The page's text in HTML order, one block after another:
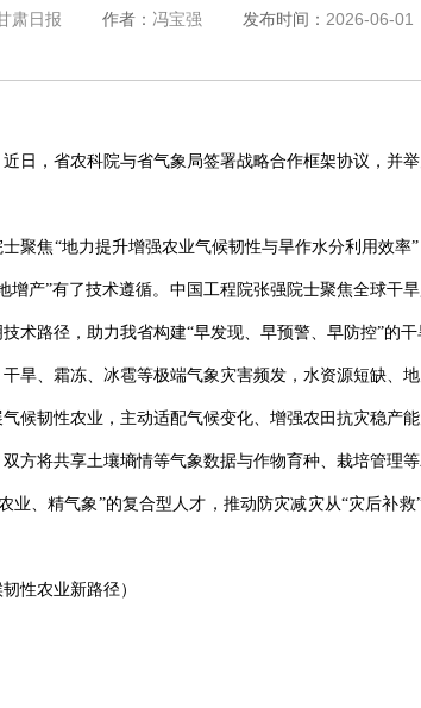
肃日报 作者： 冯宝强 发布时间： 2026-06-01
日，省农科院与省气象局签署战略合作框架协议，并
聚焦“地力提升增强农业气候韧性与旱作水分利用效
增产”有了技术遵循。中国工程院张强院士聚焦全球干
术路径，助力我省构建“早发现、早预警、早防控”的干
旱、霜冻、冰雹等极端气象灾害频发，水资源短缺、
候韧性农业，主动适配气候变化、增强农田抗灾稳产
方将共享土壤墒情等气象数据与作物育种、栽培管理
业、精气象”的复合型人才，推动防灾减灾从“灾后补
性农业新路径）